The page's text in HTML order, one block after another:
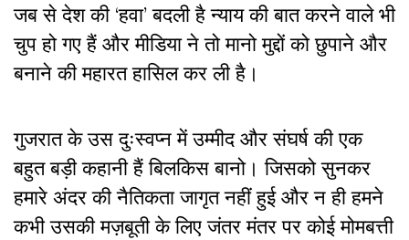
जब से देश की ‘हवा’ बदली है न्याय की बात करने वाले भी
चुप हो गए हैं और मीडिया ने तो मानो मुद्दों को छुपाने और
बनाने की महारत हासिल कर ली है।
गुजरात के उस दुःस्वप्न में उम्मीद और संघर्ष की एक
बहुत बड़ी कहानी हैं बिलकिस बानो। जिसको सुनकर
हमारे अंदर की नैतिकता जागृत नहीं हुई और न ही हमने
कभी उसकी मज़बूती के लिए जंतर मंतर पर कोई मोमबत्ती